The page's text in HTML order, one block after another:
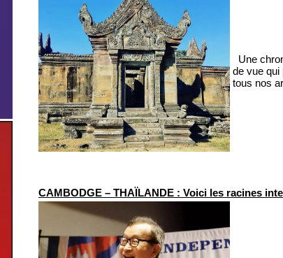
Une
de vue qui
tous nos
CAMBODGE – THAÏLANDE : Voici les racines